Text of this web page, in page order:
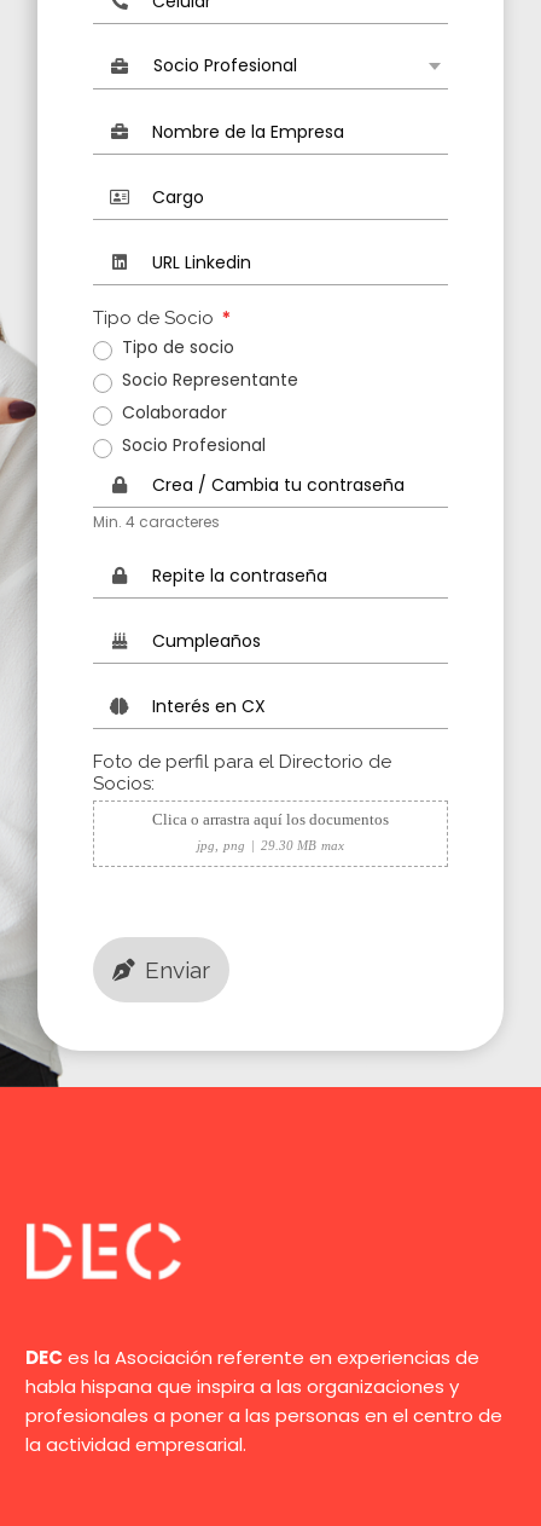
Socio Profesional
Tipo de Socio ✱
•
Tipo de socio
•
Socio Representante
•
Colaborador
•
Socio Profesional
Min. 4 caracteres
Foto de perfil para el Directorio de
Socios:
Clica o arrastra aquí los documentos
jpg, png | 29.30 MB max
Enviar
DEC es la Asociación referente en experiencias de
habla hispana que inspira a las organizaciones y
profesionales a poner a las personas en el centro de
la actividad empresarial.